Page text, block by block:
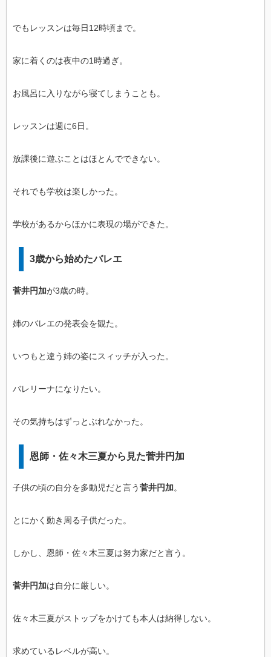
でもレッスンは毎日12時頃まで。
家に着くのは夜中の1時過ぎ。
お風呂に入りながら寝てしまうことも。
レッスンは週に6日。
放課後に遊ぶことはほとんでできない。
それでも学校は楽しかった。
学校があるからほかに表現の場ができた。
3歳から始めたバレエ
菅井円加が3歳の時。
姉のバレエの発表会を観た。
いつもと違う姉の姿にスィッチが入った。
バレリーナになりたい。
その気持ちはずっとぶれなかった。
恩師・佐々木三夏から見た菅井円加
子供の頃の自分を多動児だと言う菅井円加。
とにかく動き周る子供だった。
しかし、恩師・佐々木三夏は努力家だと言う。
菅井円加は自分に厳しい。
佐々木三夏がストップをかけても本人は納得しない。
求めているレベルが高い。